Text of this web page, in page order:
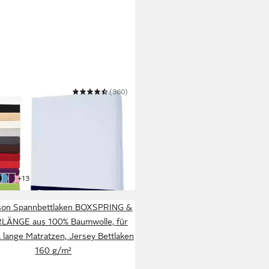
Topper,
100% Baumwolle Jersey
Größen
(360)
bei dir
Aubergine
weitere Farben:
+13
Spannbettlaken BOXSPRING &
aus 100% Baumwolle, für
lange Matratzen, Jersey Bettlaken
160 g/m²